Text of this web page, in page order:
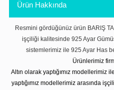
Ürün Hakkında
Resmini gördüğünüz ürün BARIŞ
işçiliği kalitesinde 925 Ayar
sistemlerimiz ile 925 Ayar Has
Ürünlerimiz
Altın olarak yaptığımız modellerimiz
yaptığımız modellerimiz arasında